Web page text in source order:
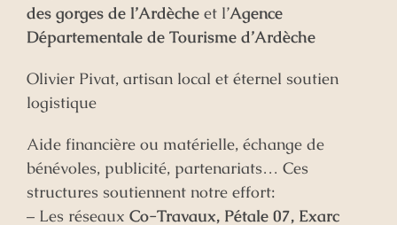
des gorges de l’Ardèche et l’Agence
Départementale de Tourisme d’Ardèche
Olivier Pivat, artisan local et éternel soutien
logistique
Aide financière ou matérielle, échange de
bénévoles, publicité, partenariats… Ces
structures soutiennent notre effort:
– Les réseaux Co-Travaux, Pétale 07, Exarc